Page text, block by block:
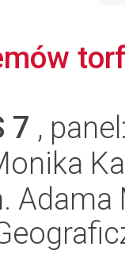
7 ,